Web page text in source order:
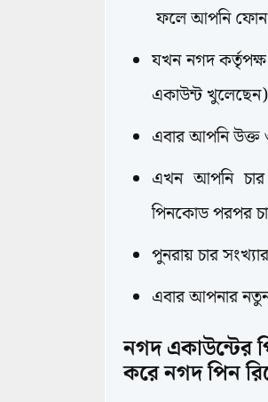
ফলে আপনি ফোন
যখন নগদ
একাউন্ট
এবার আপনি উক্ত
এখন আপনি
পিনকোড পরপর
পুনরায় চার
এবার আপনার
নগদ একাউন্টের
করে নগদ পিন